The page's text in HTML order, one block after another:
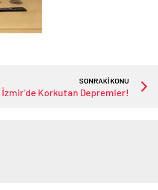
SONRAKİ KONU
İzmir’de Korkutan Depremler!